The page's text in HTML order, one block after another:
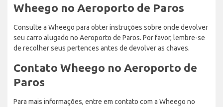
Wheego no Aeroporto de Paros
Consulte a Wheego para obter instruções sobre onde devolver
seu carro alugado no Aeroporto de Paros. Por favor, lembre-se
de recolher seus pertences antes de devolver as chaves.
Contato Wheego no Aeroporto de
Paros
Para mais informações, entre em contato com a Wheego no